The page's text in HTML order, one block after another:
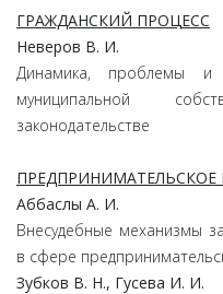
ГРАЖДАНСКИЙ ПРОЦЕСС
Неверов В. И.
Динамика, проблемы и
муниципальной
законодательстве
ПРЕДПРИНИМАТЕЛЬСКОЕ
Аббаслы А. И.
Внесудебные механизмы
в сфере
Зубков В. Н., Гусева И. И.